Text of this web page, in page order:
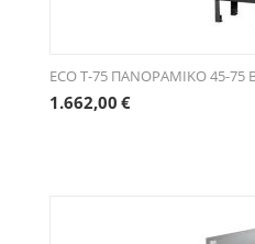
ECO Τ-75 ΠΑΝΟΡΑΜΙΚΟ 45-75
1.662,00 €